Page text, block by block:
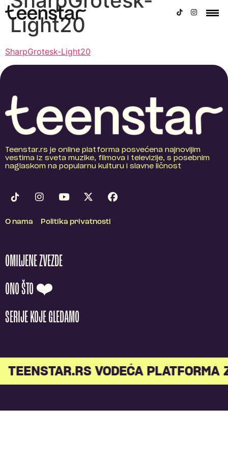
Light20
SharpGrotesk-Light20
Teenstar.rs je online platforma posvećena najnovijim
vestima iz sveta muzike, filmova i televizije, s posebnim
naglaskom na popularnu kulturu i slavne ličnost
O nama Politika privatnosti
OMILJENE ZVEZDE
ONO ŠTO ❤️
SERIJE KOJE GLEDAMO
TEENSTAR.RS VODEĆA PLATFORMA